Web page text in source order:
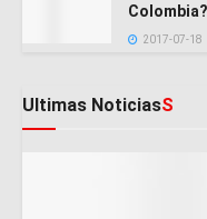
Colombia?
2017-07-18
Ultimas NoticiasS